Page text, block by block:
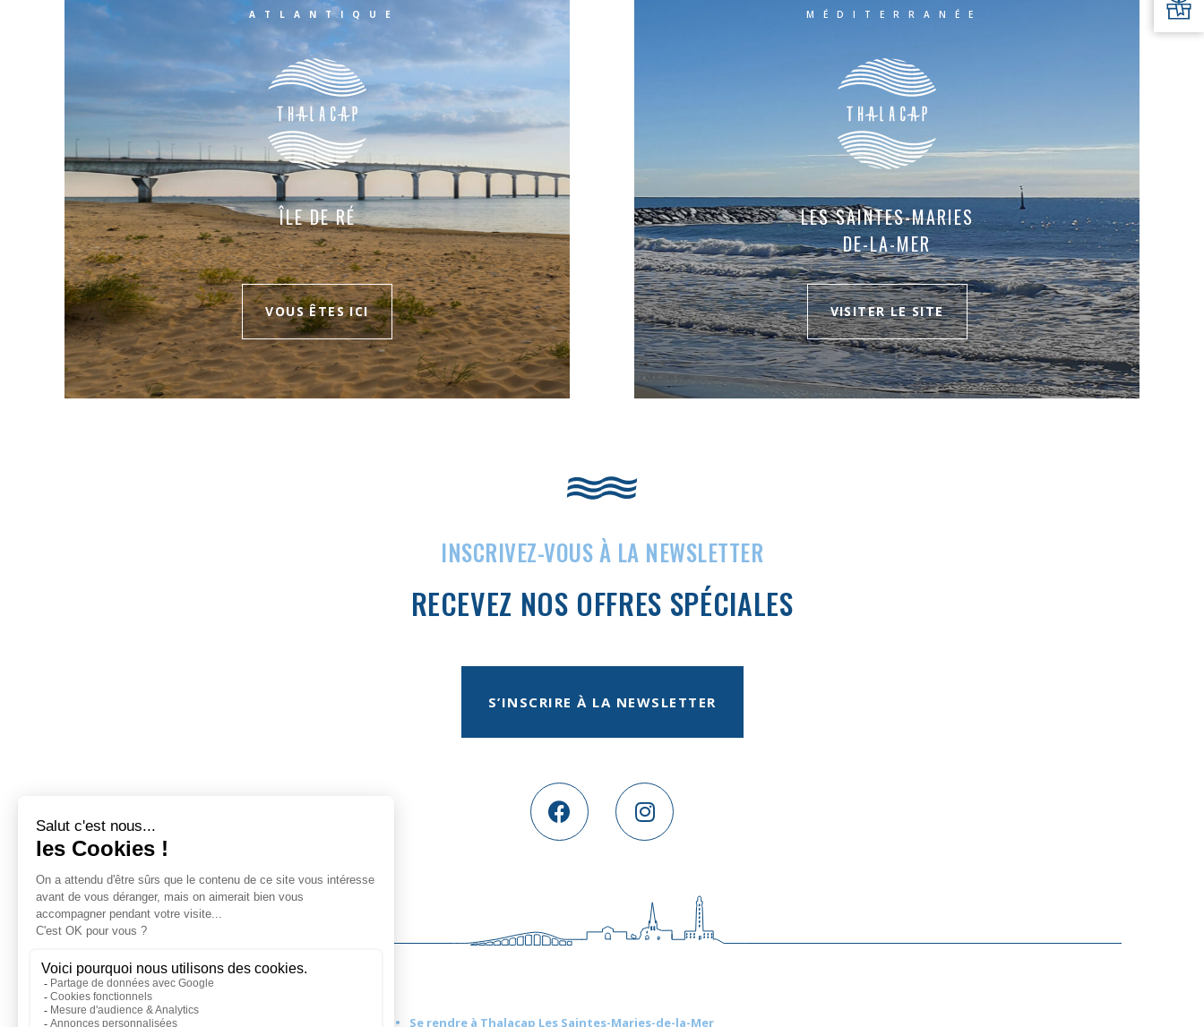
ÎLE DE RÉ
VOUS ÊTES ICI
ATLANTIQUE
LES SAINTES-MARIES
DE-LA-MER
VISITER LE SITE
MÉDITERRANÉE
INSCRIVEZ-VOUS À LA NEWSLETTER
RECEVEZ NOS OFFRES SPÉCIALES
S’INSCRIRE À LA NEWSLETTER
• Se rendre à Thalacap Les Saintes-Maries-de-la-Mer